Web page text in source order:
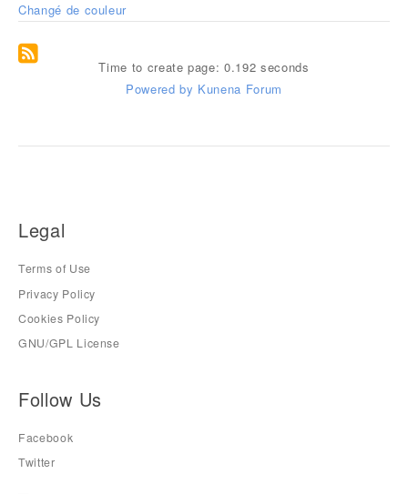
Changé de couleur
Time to create page: 0.192 seconds
Powered by Kunena Forum
Legal
Terms of Use
Privacy Policy
Cookies Policy
GNU/GPL License
Follow Us
Facebook
Twitter